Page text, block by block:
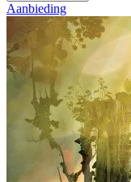
Aanbieding